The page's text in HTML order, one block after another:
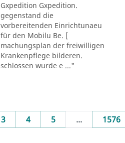
Gxpedition Gxpedition.
gegenstand die
vorbereitenden Einrichtunaeu
für den Mobilu Be. [
machungsplan der freiwilligen
Krankenpflege bilderen.
schlossen wurde e ..."
3 4 5 ... 1576